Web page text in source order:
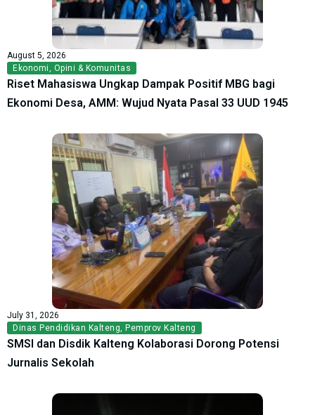
August 5, 2026
Ekonomi
Opini & Komunitas
Riset Mahasiswa Ungkap Dampak Positif MBG bagi
Ekonomi Desa, AMM: Wujud Nyata Pasal 33 UUD 1945
July 31, 2026
Dinas Pendidikan Kalteng Pemprov Kalteng
SMSI dan Disdik Kalteng Kolaborasi Dorong Potensi
Jurnalis Sekolah